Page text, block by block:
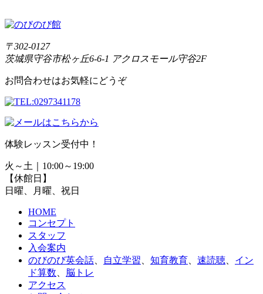
〒302-0127
茨城県守谷市松ヶ丘6-6-1 アクロスモール守谷2F
お問合わせはお気軽にどうぞ
体験レッスン受付中！
火～土｜10:00～19:00
【休館日】
日曜、月曜、祝日
HOME
コンセプト
スタッフ
入会案内
のびのび英会話
自立学習 知育教育 速読聴
イン
ド算数
脳トレ
アクセス